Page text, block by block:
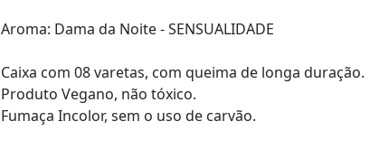
Aroma: Dama da Noite - SENSUALIDADE
Caixa com 08 varetas, com queima de longa duração.
Produto Vegano, não tóxico.
Fumaça Incolor, sem o uso de carvão.